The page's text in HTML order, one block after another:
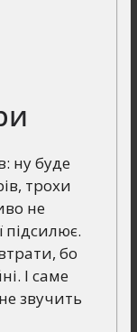
ну буде
трохи
не
підсилює.
бо
І саме
звучить